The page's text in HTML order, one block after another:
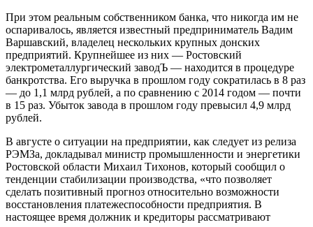
При этом реальным собственником банка, что никогда им не
оспаривалось, является известный предприниматель Вадим
Варшавский, владелец нескольких крупных донских
предприятий. Крупнейшее из них — Ростовский
электрометаллургический заводЪ — находится в процедуре
банкротства. Его выручка в прошлом году сократилась в 8 раз
— до 1,1 млрд рублей, а по сравнению с 2014 годом — почти
в 15 раз. Убыток завода в прошлом году превысил 4,9 млрд
рублей.
В августе о ситуации на предприятии, как следует из релиза
РЭМЗа, докладывал министр промышленности и энергетики
Ростовской области Михаил Тихонов, который сообщил о
тенденции стабилизации производства, «что позволяет
сделать позитивный прогноз относительно возможности
восстановления платежеспособности предприятия. В
настоящее время должник и кредиторы рассматривают